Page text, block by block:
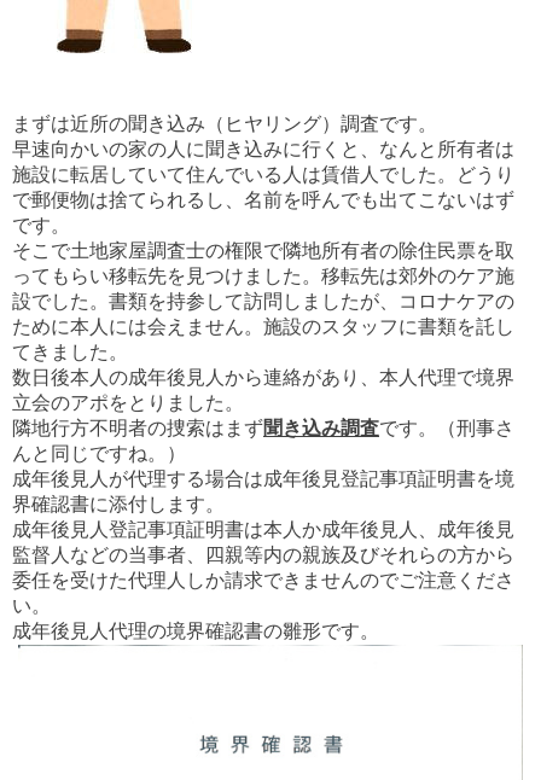
まずは近所の聞き込み（ヒヤリング）調査です。
早速向かいの家の人に聞き込みに行くと、なんと所有者は
施設に転居していて住んでいる人は賃借人でした。どうり
で郵便物は捨てられるし、名前を呼んでも出てこないはず
です。
そこで土地家屋調査士の権限で隣地所有者の除住民票を取
ってもらい移転先を見つけました。移転先は郊外のケア施
設でした。書類を持参して訪問しましたが、コロナケアの
ために本人には会えません。施設のスタッフに書類を託し
てきました。
数日後本人の成年後見人から連絡があり、本人代理で境界
立会のアポをとりました。
隣地行方不明者の捜索はまず聞き込み調査です。（刑事さ
んと同じですね。）
成年後見人が代理する場合は成年後見登記事項証明書を境
界確認書に添付します。
成年後見人登記事項証明書は本人か成年後見人、成年後見
監督人などの当事者、四親等内の親族及びそれらの方から
委任を受けた代理人しか請求できませんのでご注意くださ
い。
成年後見人代理の境界確認書の雛形です。